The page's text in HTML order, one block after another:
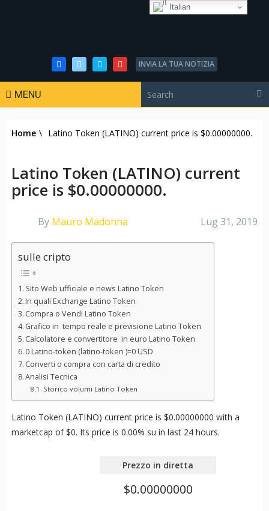
INVIA LA TUA NOTIZIA
MENU
Home \ Latino Token (LATINO) current price is $0.00000000.
Latino Token (LATINO) current
price is $0.00000000.
By Mauro Madonna Lug 31, 2019
sulle cripto
Sito Web ufficiale e news Latino Token
In quali Exchange Latino Token
Compra o Vendi Latino Token
Grafico in tempo reale e previsione Latino Token
Calcolatore e convertitore in euro Latino Token
0 Latino-token (latino-token )=0 USD
Converti o compra con carta di credito
Analisi Tecnica
Storico volumi Latino Token
Latino Token (LATINO) current price is $0.00000000 with a
marketcap of $0. Its price is 0.00% su in last 24 hours.
Prezzo in diretta
$0.00000000
Italian